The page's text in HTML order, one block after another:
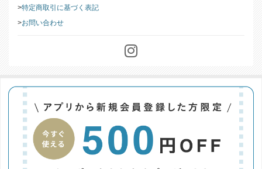
特定商取引に基づく表記
お問い合わせ